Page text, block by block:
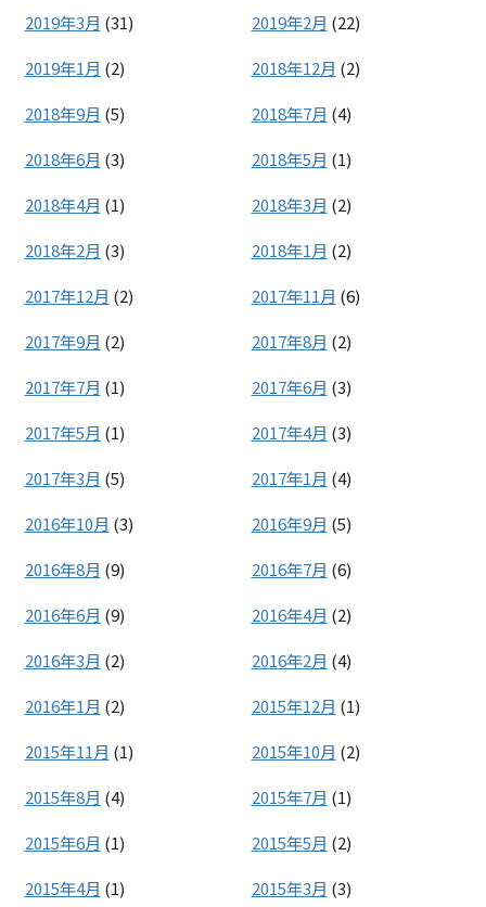
2019年3月 (31) 2019年2月 (22)
2019年1月 (2) 2018年12月 (2)
2018年9月 (5) 2018年7月 (4)
2018年6月 (3) 2018年5月 (1)
2018年4月 (1) 2018年3月 (2)
2018年2月 (3) 2018年1月 (2)
2017年12月 (2) 2017年11月 (6)
2017年9月 (2) 2017年8月 (2)
2017年7月 (1) 2017年6月 (3)
2017年5月 (1) 2017年4月 (3)
2017年3月 (5) 2017年1月 (4)
2016年10月 (3) 2016年9月 (5)
2016年8月 (9) 2016年7月 (6)
2016年6月 (9) 2016年4月 (2)
2016年3月 (2) 2016年2月 (4)
2016年1月 (2) 2015年12月 (1)
2015年11月 (1) 2015年10月 (2)
2015年8月 (4) 2015年7月 (1)
2015年6月 (1) 2015年5月 (2)
2015年4月 (1) 2015年3月 (3)